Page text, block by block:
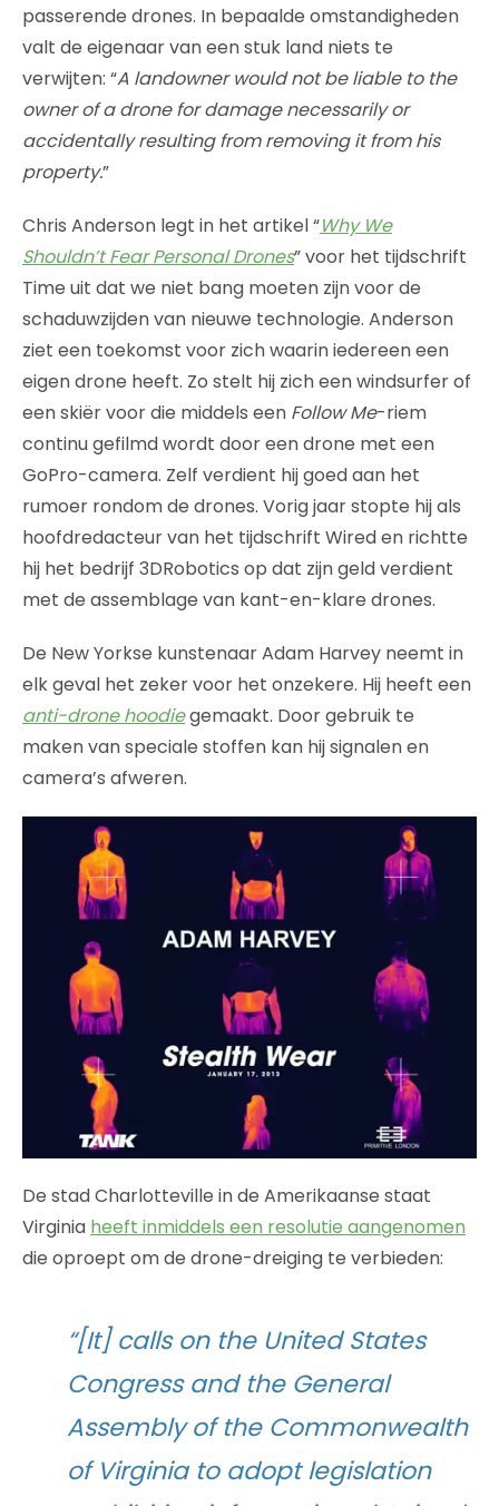
passerende drones. In bepaalde omstandigheden
valt de eigenaar van een stuk land niets te
verwijten: “A landowner would not be liable to the
owner of a drone for damage necessarily or
accidentally resulting from removing it from his
property.”
Chris Anderson legt in het artikel “Why We
Shouldn’t Fear Personal Drones” voor het tijdschrift
Time uit dat we niet bang moeten zijn voor de
schaduwzijden van nieuwe technologie. Anderson
ziet een toekomst voor zich waarin iedereen een
eigen drone heeft. Zo stelt hij zich een windsurfer of
een skiër voor die middels een Follow Me-riem
continu gefilmd wordt door een drone met een
GoPro-camera. Zelf verdient hij goed aan het
rumoer rondom de drones. Vorig jaar stopte hij als
hoofdredacteur van het tijdschrift Wired en richtte
hij het bedrijf 3DRobotics op dat zijn geld verdient
met de assemblage van kant-en-klare drones.
De New Yorkse kunstenaar Adam Harvey neemt in
elk geval het zeker voor het onzekere. Hij heeft een
anti-drone hoodiegemaakt. Door gebruik te
maken van speciale stoffen kan hij signalen en
camera’s afweren.
De stad Charlotteville in de Amerikaanse staat
Virginia heeft inmiddels een resolutie aangenomen
die oproept om de drone-dreiging te verbieden:
“[It] calls on the United States
Congress and the General
Assembly of the Commonwealth
of Virginia to adopt legislation